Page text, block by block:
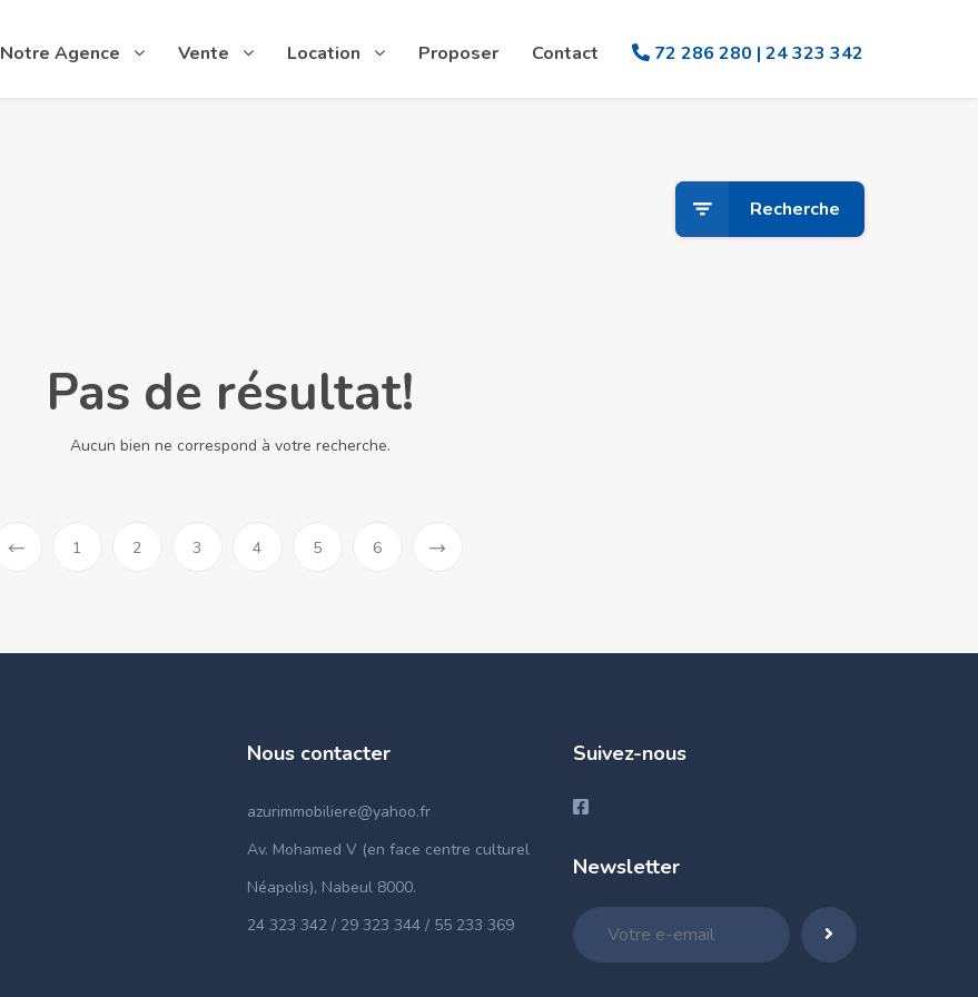
Notre Agence Vente Location Proposer Contact 72 286 280 | 24 323 342
Recherche
Pas de résultat!
Aucun bien ne correspond à votre recherche.
1 2 3 4 5 6
Nous contacter
azurimmobiliere@yahoo.fr
Av. Mohamed V (en face centre culturel
Néapolis), Nabeul 8000.
24 323 342 / 29 323 344 / 55 233 369
Suivez-nous
Newsletter